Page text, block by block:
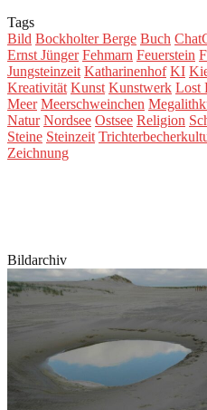
Tags
Bild Bockholter Berge Buch
Ernst Jünger Fehmarn Feuerstein
Jungsteinzeit Katharinenhof KI
Kreativität Kunst Kunstwerk Lost
Meer Meerschweinchen
Natur Nordsee Ostsee Religion
Steine Steinzeit
Zeichnung
Bildarchiv